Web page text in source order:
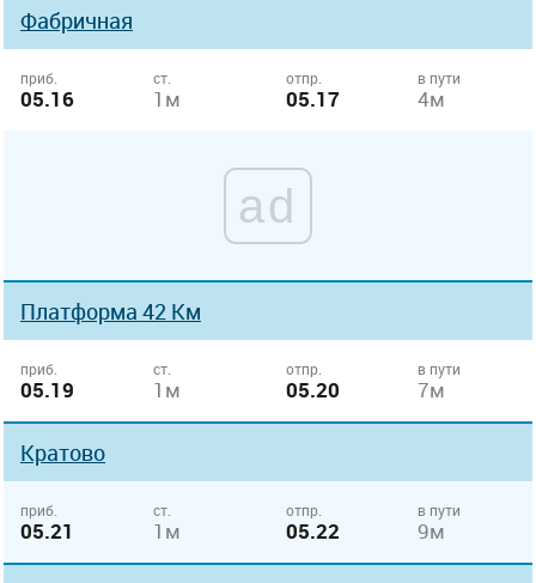
Фабричная
приб.
05.16
ст.
1м
отпр.
05.17
в пути
4м
ad
Платформа 42 Км
приб.
05.19
ст.
1м
отпр.
05.20
в пути
7м
Кратово
приб.
05.21
ст.
1м
отпр.
05.22
в пути
9м